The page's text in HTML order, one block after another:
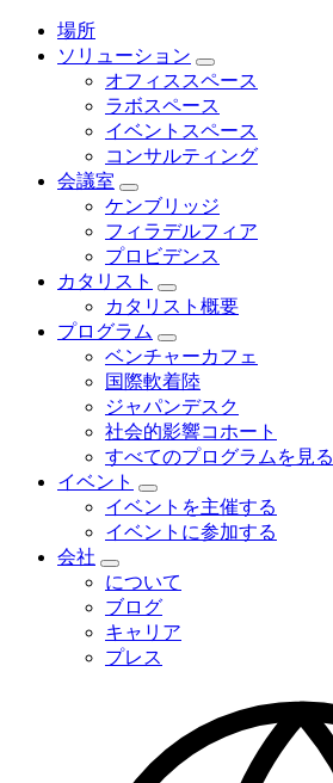
場所
ソリューション
Toggle
ソ
リ
ュ
ー
ョ
ン
menu
オフィススペース
ラボスペース
イベントスペース
コンサルティング
会議室
Toggle
会
議
室
menu
ケンブリッジ
フィラデルフィア
プロビデンス
カタリスト
Toggle
カ
タ
リ
ス
ト
menu
カタリスト概要
プログラム
Toggle
プ
ロ
グ
ラ
ム
menu
ベンチャーカフェ
国際軟着陸
ジャパンデスク
社会的影響コホート
すべてのプログラムを見る
イベント
Toggle
イ
ベ
ト
menu
イベントを主催する
イベントに参加する
会社
Toggle
会
社
menu
について
ブログ
キャリア
プレス